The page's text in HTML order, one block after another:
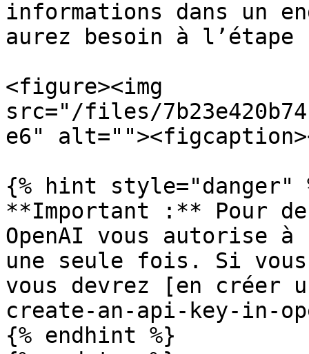
informations dans un
aurez besoin à l’étape
<figure><img
src="/files/
e6"
{% hint style="danger"
**Important :** Pour
OpenAI vous autorise à
une seule fois. Si
vous devrez [en créer
create-an-api-key-in-
{% endhint %}